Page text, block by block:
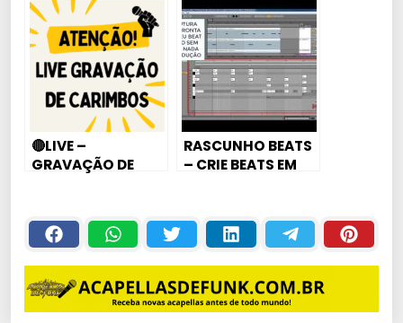
Por Apenas R$
14,90
🔴LIVE –
GRAVAÇÃO DE
RASCUNHO BEATS
– CRIE BEATS EM
DE PRODUÇÃO